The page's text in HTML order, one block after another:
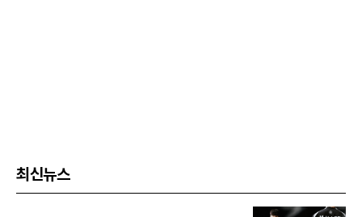
최신뉴스